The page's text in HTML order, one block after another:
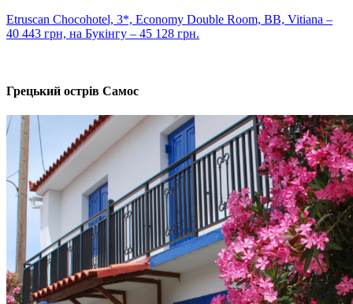
Etruscan Chocohotel, 3*, Economy Double Room, BB, Vitiana –
40 443 грн, на Букінгу – 45 128 грн.
Грецький острів Самос